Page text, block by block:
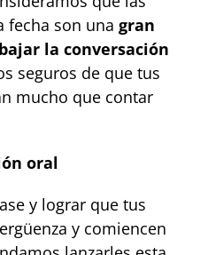
fecha son una gran
la conversación
seguros de que tus
mucho que contar
oral
y lograr que tus
y comiencen